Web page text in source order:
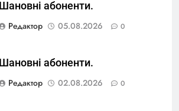
Шановні абоненти.
Редактор
05.08.2026 0
Шановні абоненти.
Редактор
02.08.2026 0